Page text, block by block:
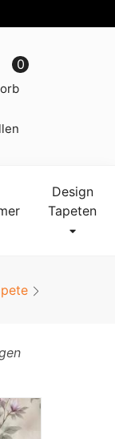
0
Design
Tapeten